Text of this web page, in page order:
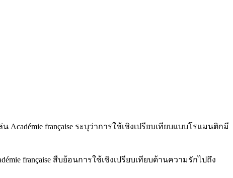
française ระบุว่าการใช้เชิงเปรียบเทียบแบบโรแมนติกมี
française สืบย้อนการใช้เชิงเปรียบเทียบด้านความรักไปถึง